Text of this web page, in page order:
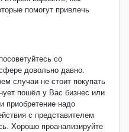
помогут привлечь
со
довольно давно.
случаи не стоит покупать
пошёл у Вас бизнес или
приобретение надо
с представителем
Хорошо проанализируйте